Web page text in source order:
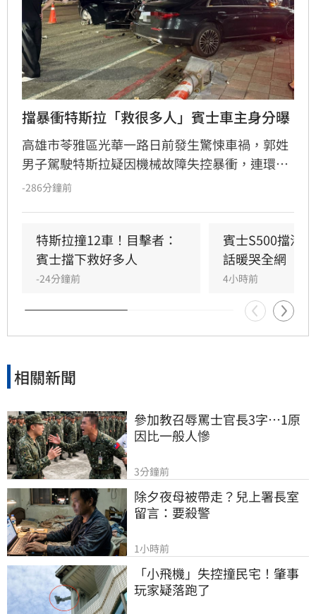
擋暴衝特斯拉「救很多人」賓士車主身分曝
高雄市苓雅區光華一路日前發生驚悚車禍，郭姓
男子駕駛特斯拉疑因機械故障失控暴衝，連環撞
擊12輛汽機車及單車，所幸僅造成3人輕傷。肇
光，竟是擁有1.4萬粉絲的網紅「超級土豆粉」，
同時也是嘉義知名甜甜圈店老闆。
-286分鐘前
特斯拉撞12車！目擊者：
賓士擋下救好多人
-24分鐘前
賓士S500擋浩
話暖哭全網
4小時前
相關新聞
參加教召辱罵士官長3字…1原
因比一般人慘
3分鐘前
除夕夜母被帶走？兒上署長室
留言：要殺警
1小時前
「小飛機」失控撞民宅！肇事
玩家疑落跑了